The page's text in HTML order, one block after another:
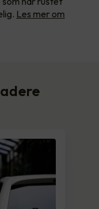
Les mer om